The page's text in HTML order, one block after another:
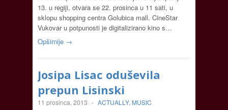
13. u regiji, otvara se 22. prosinca u 11 sati, u
sklopu shopping centra Golubica mall. CineStar
Vukovar u potpunosti je digitalizirano kino s…
Opširnije →
Josipa Lisac oduševila
prepun Lisinski
11 prosinca, 2013 - ACTUALLY, MUSIC